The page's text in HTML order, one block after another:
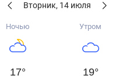
Вторник, 14 июля
Ночью
17°
Утром
19°